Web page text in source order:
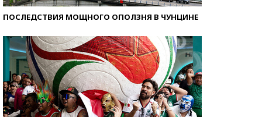
ПОСЛЕДСТВИЯ МОЩНОГО ОПОЛЗНЯ В ЧУНЦИНЕ